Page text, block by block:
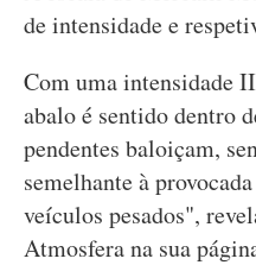
de intensidade e
Com uma intensidade
abalo é sentido dentro
pendentes baloiçam,
semelhante à
veículos pesados",
Atmosfera na sua